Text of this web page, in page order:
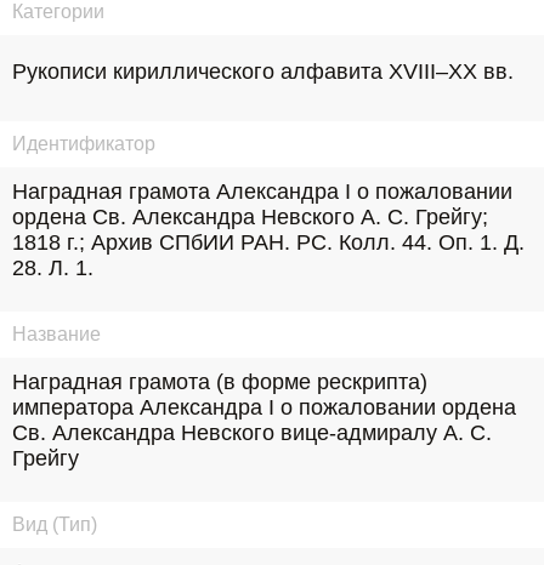
Категории
Рукописи кириллического алфавита XVIII–XX вв.
Идентификатор
Наградная грамота Александра I о пожаловании
ордена Св. Александра Невского А. С. Грейгу;
1818 г.; Архив СПбИИ РАН. РС. Колл. 44. Оп. 1. Д.
28. Л. 1.
Название
Наградная грамота (в форме рескрипта)
императора Александра I о пожаловании ордена
Св. Александра Невского вице-адмиралу А. С.
Грейгу
Вид (Тип)